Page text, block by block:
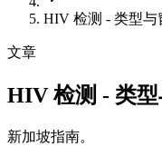
HIV 检测 - 类型与
文章
HIV 检测 - 类型
新加坡指南。